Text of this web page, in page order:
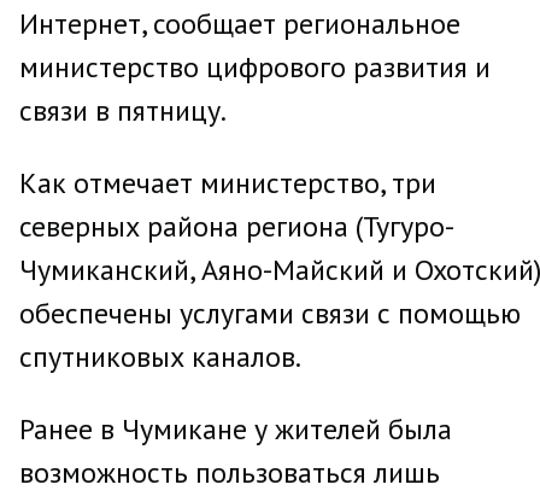
Интернет, сообщает региональное
министерство цифрового развития и
связи в пятницу.
Как отмечает министерство, три
северных района региона (Тугуро-
Чумиканский, Аяно-Майский и Охотский)
обеспечены услугами связи с помощью
спутниковых каналов.
Ранее в Чумикане у жителей была
возможность пользоваться лишь